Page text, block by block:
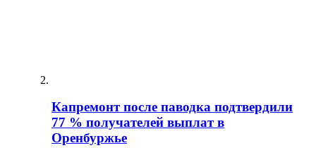
Капремонт после паводка подтвердили
77 % получателей выплат в
Оренбуржье